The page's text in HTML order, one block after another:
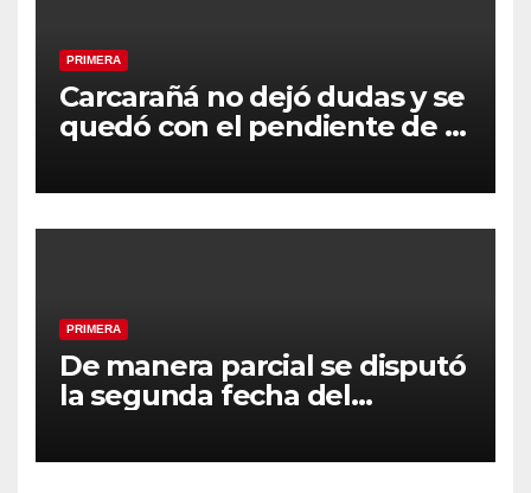
PRIMERA
Carcarañá no dejó dudas y se
quedó con el pendiente de la
PRIMERA
De manera parcial se disputó
la segunda fecha del